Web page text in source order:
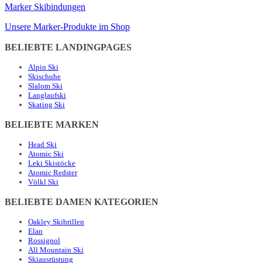
Marker Skibindungen
Unsere Marker-Produkte im Shop
BELIEBTE LANDINGPAGES
Alpin Ski
Skischuhe
Slalom Ski
Langlaufski
Skating Ski
BELIEBTE MARKEN
Head Ski
Atomic Ski
Leki Skistöcke
Atomic Redster
Völkl Ski
BELIEBTE DAMEN KATEGORIEN
Oakley Skibrillen
Elan
Rossignol
All Mountain Ski
Skiausrüstung